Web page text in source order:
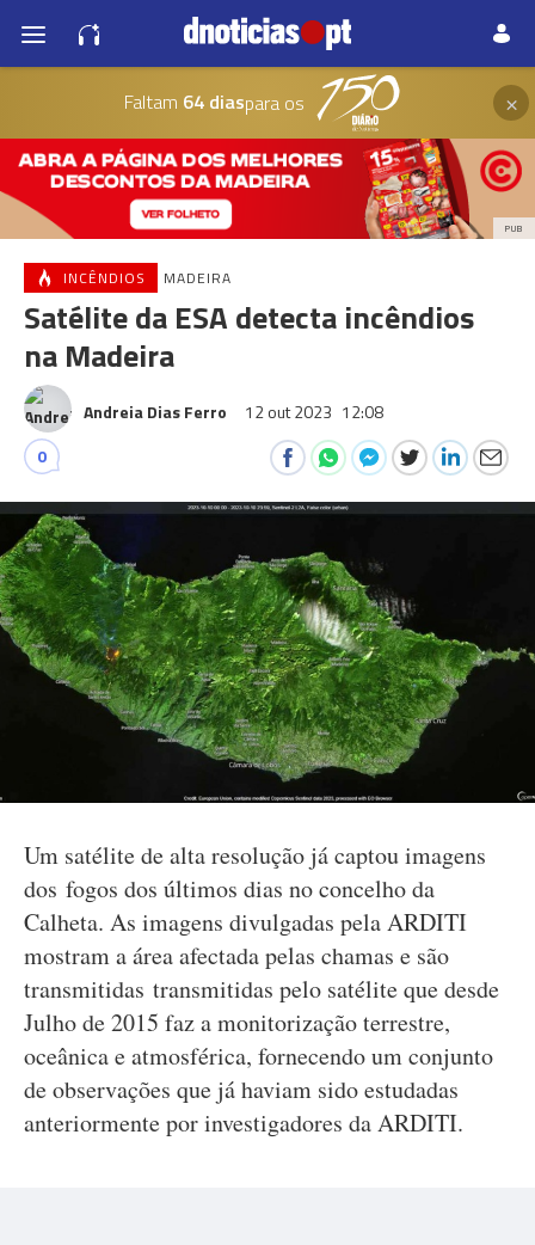
Faltam 64 diaspara os ×
PUB
INCÊNDIOS MADEIRA
Satélite da ESA detecta incêndios
na Madeira
Andreia Dias Ferro 12 out 2023 12:08
0
Um satélite de alta resolução já captou imagens
dos fogos dos últimos dias no concelho da
Calheta. As imagens divulgadas pela ARDITI
mostram a área afectada pelas chamas e são
transmitidas transmitidas pelo satélite que desde
Julho de 2015 faz a monitorização terrestre,
oceânica e atmosférica, fornecendo um conjunto
de observações que já haviam sido estudadas
anteriormente por investigadores da ARDITI.